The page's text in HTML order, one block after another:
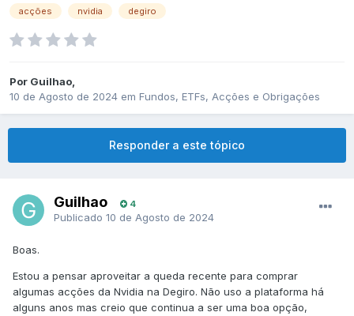
acções nvidia degiro
Por Guilhao,
10 de Agosto de 2024 em Fundos, ETFs, Acções e Obrigações
Responder a este tópico
Guilhao 4
Publicado 10 de Agosto de 2024
Boas.
Estou a pensar aproveitar a queda recente para comprar
algumas acções da Nvidia na Degiro. Não uso a plataforma há
alguns anos mas creio que continua a ser uma boa opção,